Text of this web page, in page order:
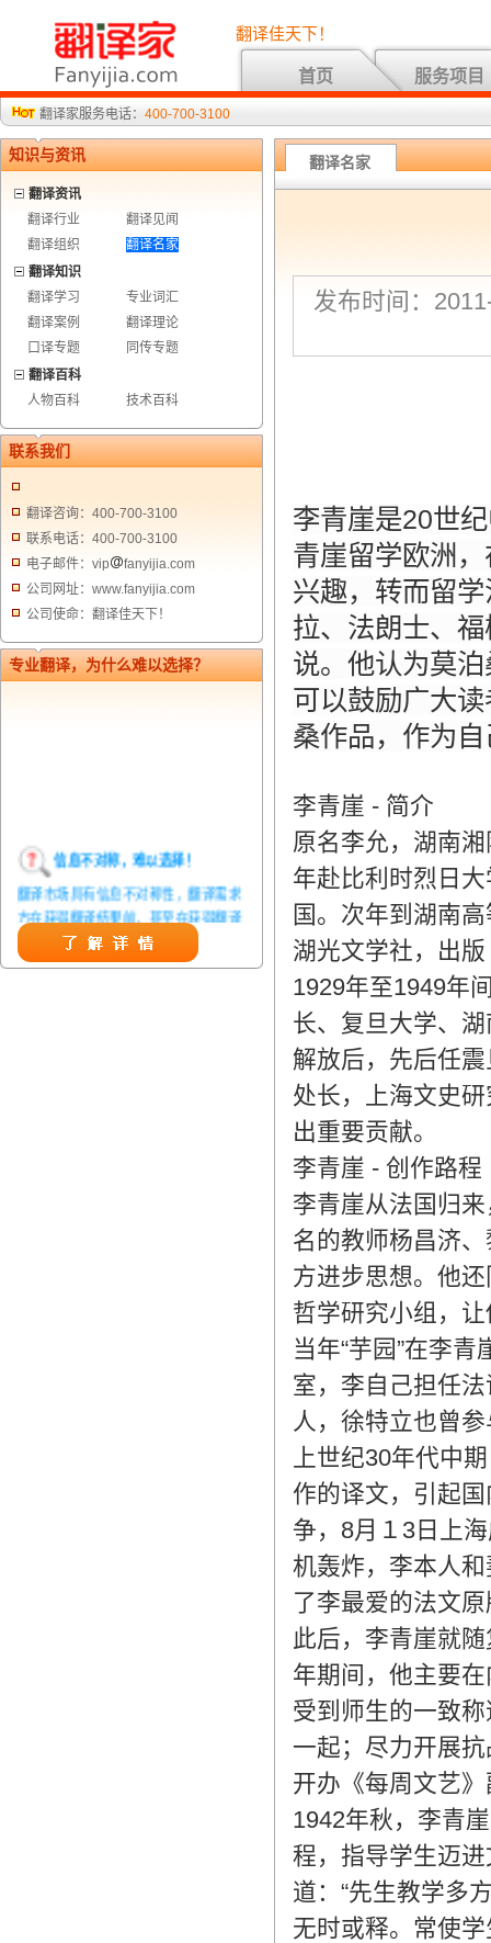
翻译佳天下！
首页 服务项目
翻译家服务电话： 400-700-3100
知识与资讯
翻译资讯
翻译行业
翻译见闻
翻译组织
翻译名家
翻译知识
翻译学习
专业词汇
翻译案例
翻译理论
口译专题
同传专题
翻译百科
人物百科
技术百科
联系我们
翻译咨询：400-700-3100
联系电话：400-700-3100
电子邮件：vip
fanyijia.com
公司网址：www.fanyijia.com
公司使命：翻译佳天下！
专业翻译，为什么难以选择？
信息不对称，难以选择！
翻译市场具有信息不对称性，翻译需求
方在获得翻译结果前，甚至在获得翻译
结果后，都无法准确判定翻译质量。从
而给劣质翻译者提供了一定生存条件，
翻译名家
发布时间：
李青崖是20世
青崖留学欧洲
兴趣，转而留
拉、法朗士、
说。他认为莫
可以鼓励广大
桑作品，作为
李青崖 - 简介
原名李允，湖南
年赴比利时烈日
国。次年到湖南
湖光文学社，出
1929年至1949年
长、复旦大学、
解放后，先后任
处长，上海文史
出重要贡献。
李青崖 - 创作路程
李青崖从法国归
名的教师杨昌济
方进步思想。他
哲学研究小组，
当年“芋园”在李
室，李自己担任
人，徐特立也
上世纪30年代中
作的译文，引起
争，8月１3日上
机轰炸，李本人
了李最爱的法文
此后，李青崖就
年期间，他主要
受到师生的一致
一起；尽力开展
开办《每周文艺
1942年秋，李青
程，指导学生迈
道：“先生教学多
无时或释。常使